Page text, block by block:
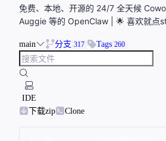
免费、本地、开源的 24/7 全天候
Auggie 等的 OpenClaw | 🌟 喜欢就点
main 分支 317 Tags 260
IDE
下载zip
Clone